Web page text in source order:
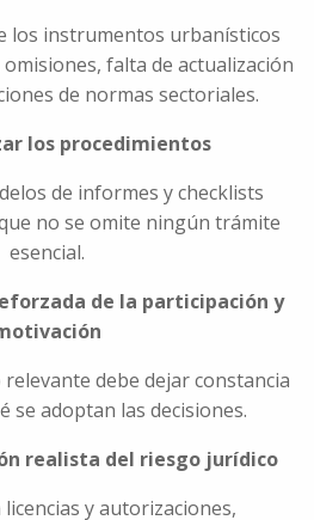
los instrumentos urbanísticos
falta de actualización
de normas sectoriales.
los procedimientos
de informes y checklists
no se omite ningún trámite
esencial.
de la participación y
debe dejar constancia
se adoptan las decisiones.
realista del riesgo jurídico
y autorizaciones,